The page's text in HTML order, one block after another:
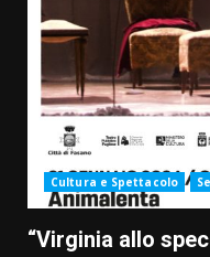
Cultura e Spettacolo
“Virginia allo